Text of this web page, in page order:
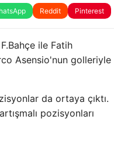
Reddit Pinterest
ile Fatih
Asensio'nun golleriyle
da ortaya çıktı.
pozisyonları